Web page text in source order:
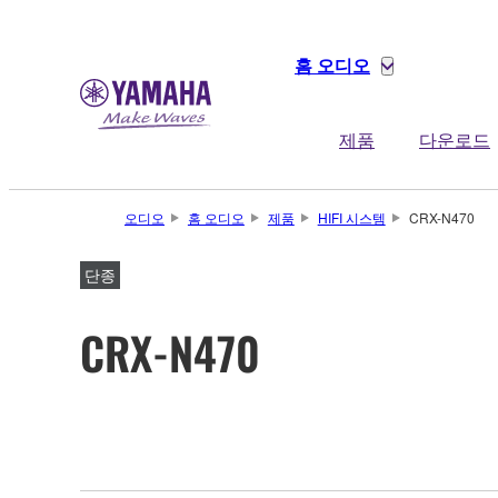
홈 오디오
제품 다운로드
오디오 홈 오디오 제품 HIFI 시스템 CRX-N470
단종
CRX-N470